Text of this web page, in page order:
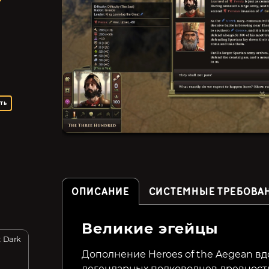
Dark
ОПИСАНИЕ СИСТЕМНЫЕ
Великие эгейцы
Дополнение Heroes of the Aegean